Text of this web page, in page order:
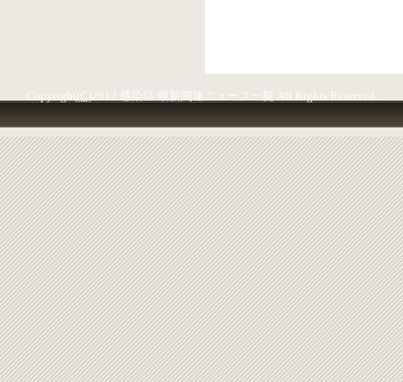
Copyright (C)2012 感染症 最新関連ニュース一覧 All Rights Reserved.